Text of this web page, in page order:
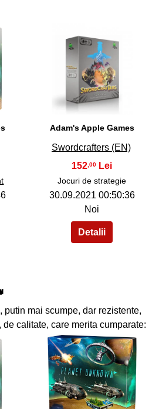
38
Adam's Apple Games
Swordcrafters (EN)
152 ,00
Jocuri de strategie
30.09.2021 00:50:36
Noi
mai scumpe, dar rezistente,
de calitate, care merita cumparate:
40